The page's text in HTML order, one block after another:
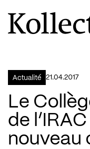
Aller à la page
Logo Kollectif
Actualité 21.04.2017
Le
de
nouveau